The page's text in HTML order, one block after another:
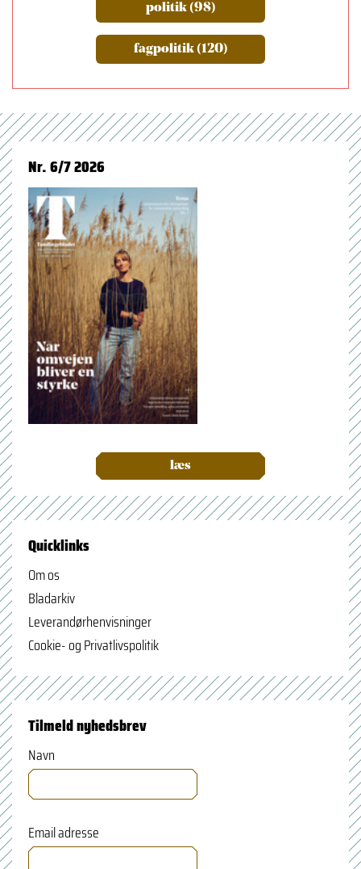
politik (98)
fagpolitik (120)
Nr. 6/7 2026
læs
Quicklinks
Om os
Bladarkiv
Leverandørhenvisninger
Cookie- og Privatlivspolitik
Tilmeld nyhedsbrev
Navn
Email adresse